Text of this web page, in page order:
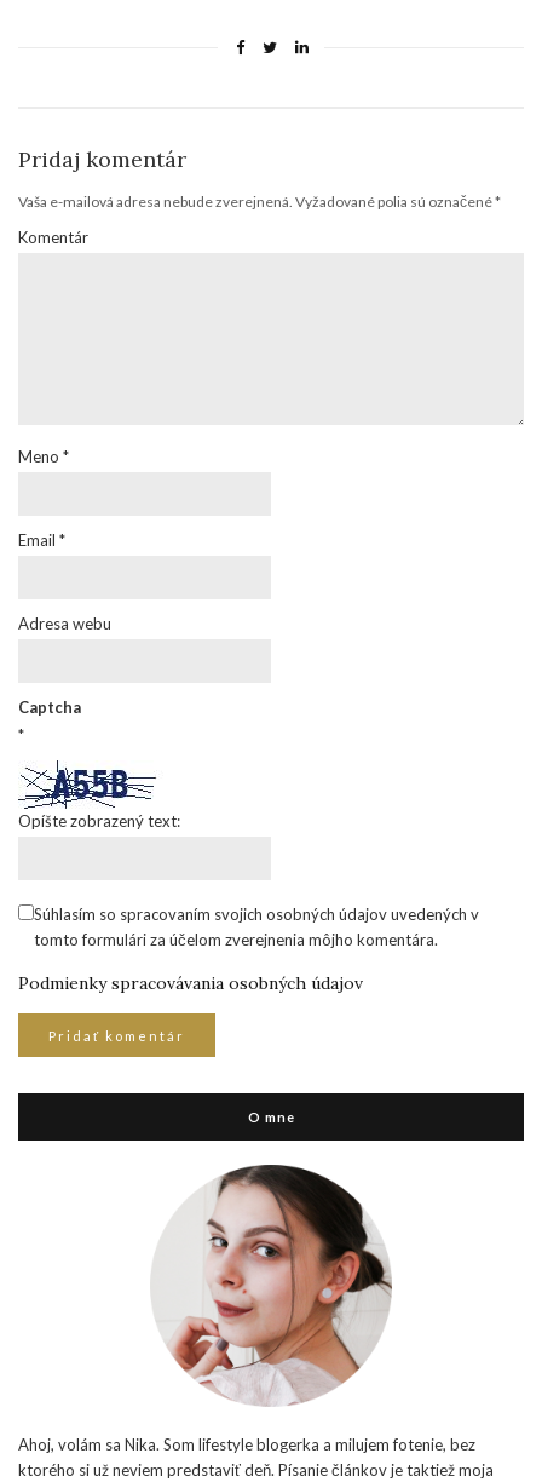
Pridaj komentár
Vaša e-mailová adresa nebude zverejnená. Vyžadované polia sú označené*
Komentár
Meno *
Email *
Adresa webu
Captcha
*
Opíšte zobrazený text:
Súhlasím so spracovaním svojich osobných údajov uvedených v
tomto formulári za účelom zverejnenia môjho komentára.
Podmienky spracovávania osobných údajov
O mne
Ahoj, volám sa Nika. Som lifestyle blogerka a milujem fotenie, bez
ktorého si už neviem predstaviť deň. Písanie článkov je taktiež moja